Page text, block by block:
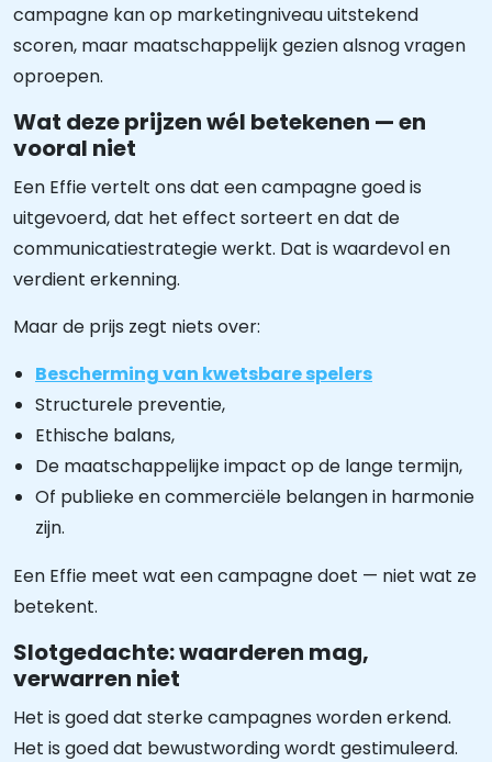
campagne kan op marketingniveau uitstekend
scoren, maar maatschappelijk gezien alsnog vragen
oproepen.
Wat deze prijzen wél betekenen — en
vooral niet
Een Effie vertelt ons dat een campagne goed is
uitgevoerd, dat het effect sorteert en dat de
communicatiestrategie werkt. Dat is waardevol en
verdient erkenning.
Maar de prijs zegt niets over:
Bescherming van kwetsbare spelers
Structurele preventie,
Ethische balans,
De maatschappelijke impact op de lange termijn,
Of publieke en commerciële belangen in harmonie
zijn.
Een Effie meet wat een campagne doet — niet wat ze
betekent.
Slotgedachte: waarderen mag,
verwarren niet
Het is goed dat sterke campagnes worden erkend.
Het is goed dat bewustwording wordt gestimuleerd.